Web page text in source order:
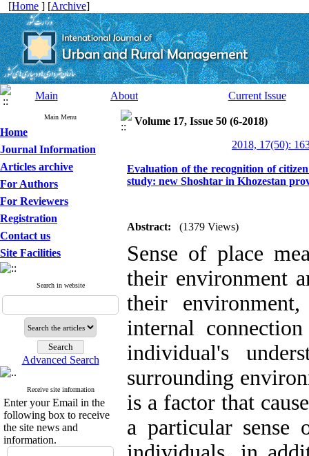
[Home ] [Archive]
Main About Current Issue
Main Menu
Home
Journal Information
Articles archive
For Authors
For Reviewers
Registration
Contact us
Site Facilities
Search in website
Advanced Search
Receive site information
Enter your Email in the
following box to receive
the site news and
information.
Volume 17, Issue 50 (6-2018)
2018, 17(50):
Evaluation of the recognition of
study: new Shoshtar in Khozestan
Abstract: (1379 Views)
Sense of place
their environment
their
internal
individual's
surrounding
is a factor that
a particular sense